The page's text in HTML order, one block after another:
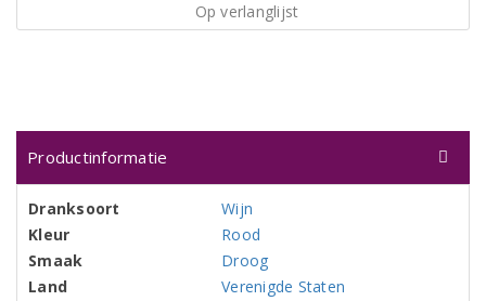
Op verlanglijst
Productinformatie
Dranksoort
Wijn
Kleur
Rood
Smaak
Droog
Land
Verenigde Staten